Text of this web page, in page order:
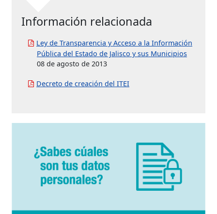
Información relacionada
Ley de Transparencia y Acceso a la Información
Pública del Estado de Jalisco y sus Municipios
08 de agosto de 2013
Decreto de creación del ITEI